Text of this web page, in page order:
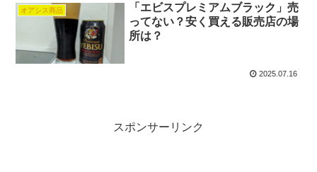
オアシス商品
「エビスプレミアムブラック」売
ってない？安く買える販売店の場
所は？
2025.07.16
スポンサーリンク